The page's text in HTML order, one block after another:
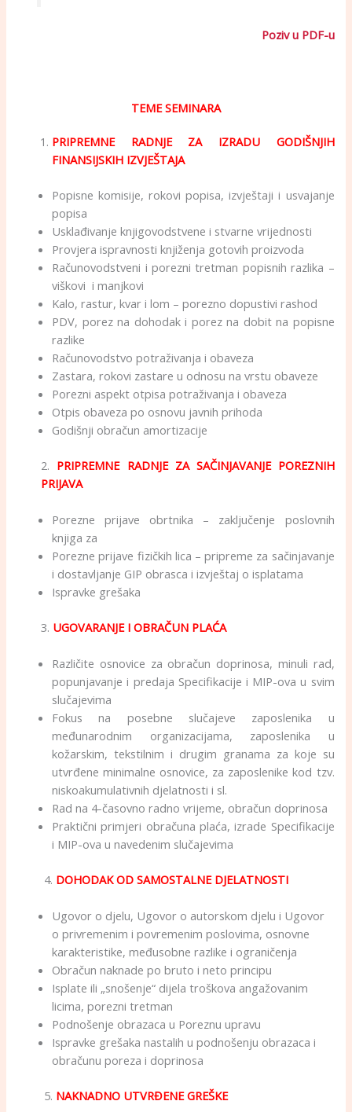
Poziv u PDF-u
TEME SEMINARA
PRIPREMNE RADNJE ZA IZRADU GODIŠNJIH
FINANSIJSKIH IZVJEŠTAJA
Popisne komisije, rokovi popisa, izvještaji i usvajanje
popisa
Usklađivanje knjigovodstvene i stvarne vrijednosti
Provjera ispravnosti knjiženja gotovih proizvoda
Računovodstveni i porezni tretman popisnih razlika –
viškovi i manjkovi
Kalo, rastur, kvar i lom – porezno dopustivi rashod
PDV, porez na dohodak i porez na dobit na popisne
razlike
Računovodstvo potraživanja i obaveza
Zastara, rokovi zastare u odnosu na vrstu obaveze
Porezni aspekt otpisa potraživanja i obaveza
Otpis obaveza po osnovu javnih prihoda
Godišnji obračun amortizacije
2. PRIPREMNE RADNJE ZA SAČINJAVANJE POREZNIH
PRIJAVA
Porezne prijave obrtnika – zaključenje poslovnih
knjiga za
Porezne prijave fizičkih lica – pripreme za sačinjavanje
i dostavljanje GIP obrasca i izvještaj o isplatama
Ispravke grešaka
3. UGOVARANJE I OBRAČUN PLAĆA
Različite osnovice za obračun doprinosa, minuli rad,
popunjavanje i predaja Specifikacije i MIP-ova u svim
slučajevima
Fokus na posebne slučajeve zaposlenika u
međunarodnim organizacijama, zaposlenika u
kožarskim, tekstilnim i drugim granama za koje su
utvrđene minimalne osnovice, za zaposlenike kod tzv.
niskoakumulativnih djelatnosti i sl.
Rad na 4-časovno radno vrijeme, obračun doprinosa
Praktični primjeri obračuna plaća, izrade Specifikacije
i MIP-ova u navedenim slučajevima
4. DOHODAK OD SAMOSTALNE DJELATNOSTI
Ugovor o djelu, Ugovor o autorskom djelu i Ugovor
o privremenim i povremenim poslovima, osnovne
karakteristike, međusobne razlike i ograničenja
Obračun naknade po bruto i neto principu
Isplate ili „snošenje“ dijela troškova angažovanim
licima, porezni tretman
Podnošenje obrazaca u Poreznu upravu
Ispravke grešaka nastalih u podnošenju obrazaca i
obračunu poreza i doprinosa
5. NAKNADNO UTVRĐENE GREŠKE